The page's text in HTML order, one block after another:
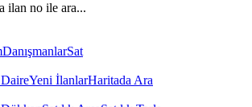
ilan no ile ara...
DanışmanlarSat
DaireYeni İlanlarHaritada Ara